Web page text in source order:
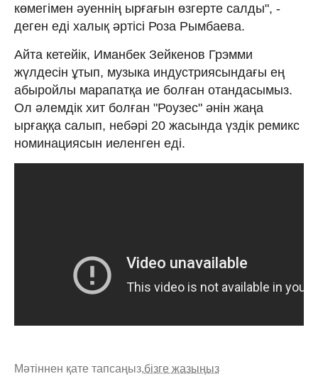
көмегімен әуеннің ырғағын өзгерте салды", -
деген еді халық әртісі Роза Рымбаева.
Айта кетейік, Иманбек Зейкенов Грэмми
жүлдесін ұтып, музыка индустриясындағы ең
абыройлы марапатқа ие болған отандасымыз.
Ол әлемдік хит болған "Роузес" әнін жаңа
ырғаққа салып, небәрі 20 жасында үздік ремикс
номинациясын иеленген еді.
Мәтіннен қате тапсаңыз,бізге жазыңыз